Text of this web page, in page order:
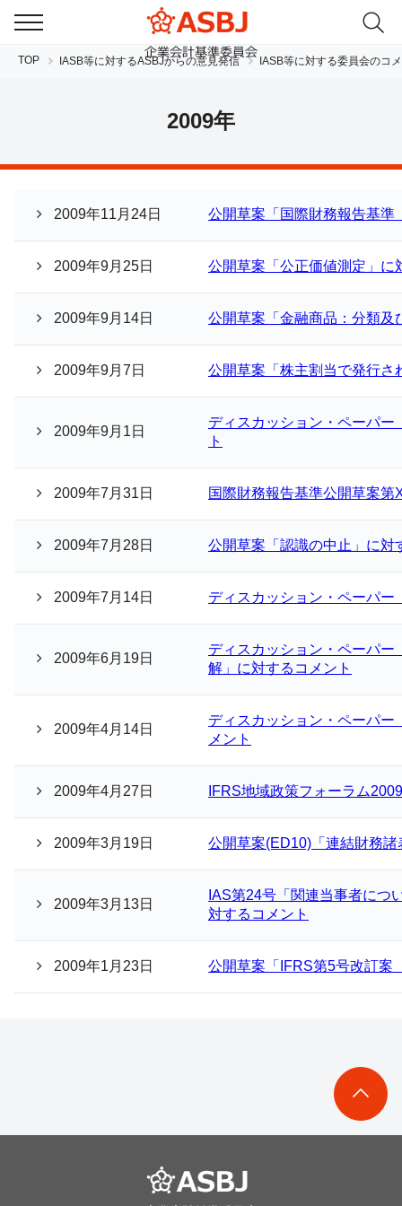
TOP IASB等に対するASBJからの意見発信 IASB等に対する委員会のコ
2009年
2009年11月24日 公開草案「国際財務報告基準
2009年9月25日 公開草案「公正価値測定」に
2009年9月14日 公開草案「金融商品：分類及
2009年9月7日 公開草案「株主割当で発行さ
2009年9月1日
ディスカッション・ペーパ
ト
2009年7月31日 国際財務報告基準公開草案
2009年7月28日 公開草案「認識の中止」に対
2009年7月14日 ディスカッション・ペーパ
2009年6月19日
ディスカッション・ペーパ
解」に対するコメント
2009年4月14日
ディスカッション・ペーパ
メント
2009年4月27日 IFRS地域政策フォーラム
2009年3月19日 公開草案(ED10)「連結財務
2009年3月13日
IAS第24号「関連当事者につ
対するコメント
2009年1月23日 公開草案「IFRS第5号改訂